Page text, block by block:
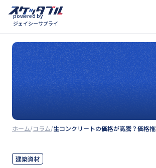
powered by
ジェイシーサプライ
ホーム コラム
建築資材